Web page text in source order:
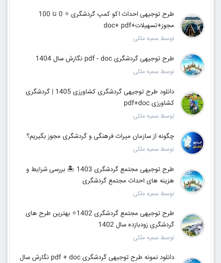
طرح توجیهی احداث اکو کمپ گردشگری ⭐️ 0 تا 100
مجوز+تسهیلات+doc+ pdf
توسط سمیه ملکی
طرح توجیهی گردشگری pdf - doc نگارش سال 1404
توسط سمیه ملکی
دانلود طرح توجیهی گردشگری کشاورزی 1405 | گردشگری
کشاورزی pdf+doc
توسط سمیه ملکی
چگونه از سازمان میراث فرهنگی و گردشگری مجوز بگیریم؟
توسط سمیه ملکی
طرح توجیهی مجتمع گردشگری 1403 🏝️ بررسی شرایط و
هزینه های احداث مجتمع گردشگری
توسط سمیه ملکی
طرح توجیهی مجتمع گردشگری 1402⭐️ بهترین طرح های
گردشگری زودبازده سال 1402
توسط سمیه ملکی
دانلود نمونه طرح توجیهی گردشگری pdf + doc نگارش سال